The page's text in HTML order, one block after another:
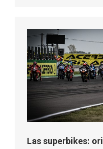
Las superbikes: